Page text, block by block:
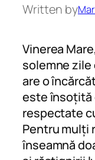
Written by
Vinerea
solemne zile
are o
este însoțită
respectate
Pentru mulți
înseamnă